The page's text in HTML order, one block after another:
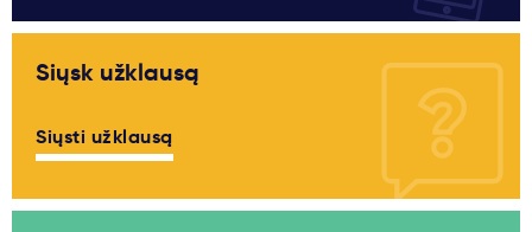
Siųsk užklausą
Siųsti užklausą